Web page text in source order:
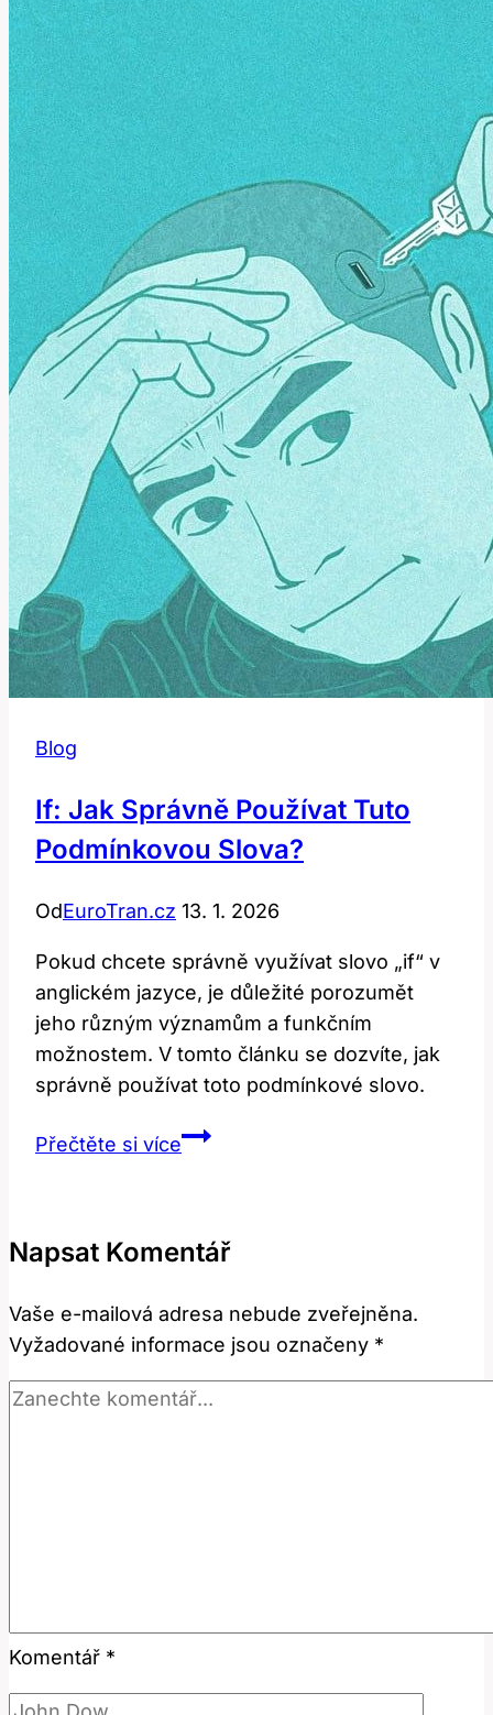
symbolický
význam
této
slova?
Blog
If: Jak Správně Používat Tuto
Podmínkovou Slova?
OdEuroTran.cz 13. 1. 2026
Pokud chcete správně využívat slovo „if“ v
anglickém jazyce, je důležité porozumět
jeho různým významům a funkčním
možnostem. V tomto článku se dozvíte, jak
správně používat toto podmínkové slovo.
Přečtěte si víceIf:
tuto
slova?
Napsat Komentář
Vaše e-mailová adresa nebude zveřejněna.
Vyžadované informace jsou označeny *
Komentář *